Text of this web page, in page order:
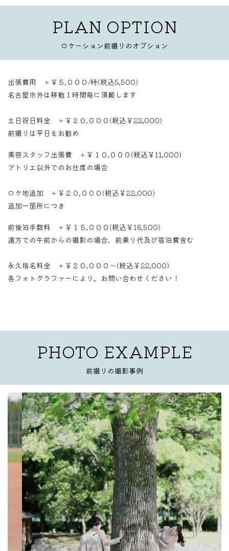
PLAN OPTION
ロケーション前撮りのオプション
出張費用
＋￥５,０００/時(税込5,500)
名古屋市外は移動１時間毎に頂戴します
土日祝日料金 ＋￥２０,０００(税込￥22,000)
前撮りは平日をお勧め
美容スタッフ出張費 ＋￥１０,０００(税込￥11,000)
アトリエ以外でのお仕度の場合
ロケ地追加 ＋￥２０,０００(税込￥22,000)
追加一箇所につき
前後泊手数料 ＋￥１５,０００(税込￥16,500)
遠方での午前からの撮影の場合、前乗り代及び宿泊費含む
永久指名料金 ＋￥２０,０００～(税込￥22,000)
各フォトグラファーにより 。お問い合わせください！
PHOTO EXAMPLE
前撮りの撮影事例